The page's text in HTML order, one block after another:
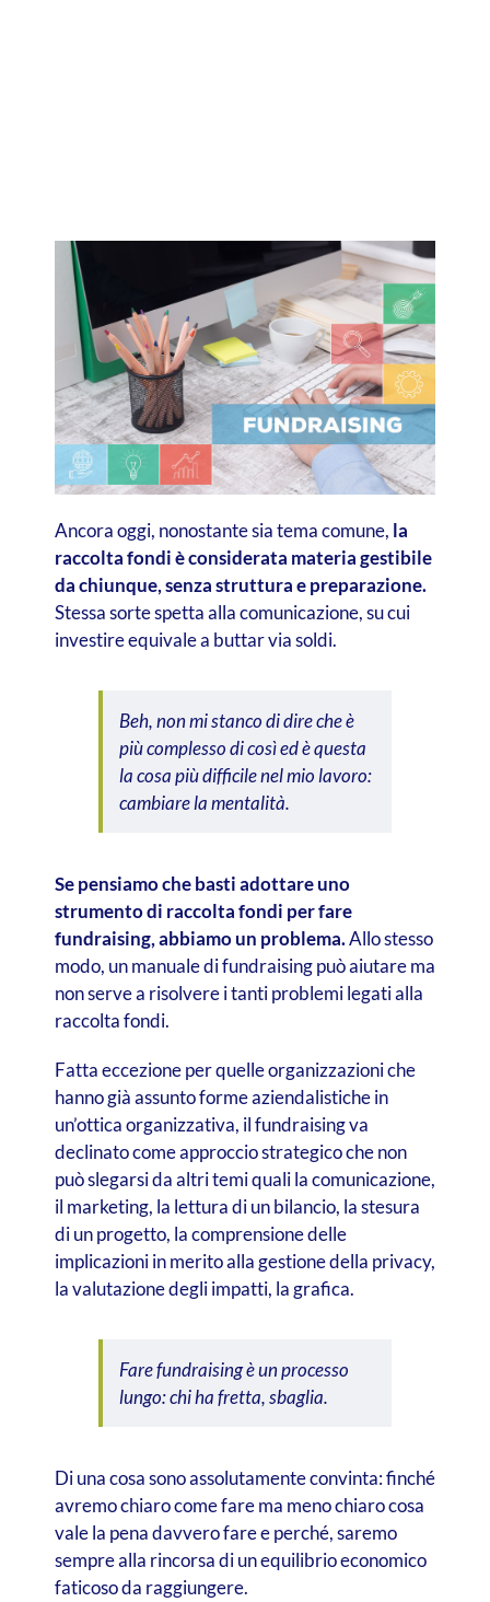
Ancora oggi, nonostante sia tema comune, la
raccolta fondi è considerata materia gestibile
da chiunque, senza struttura e preparazione.
Stessa sorte spetta alla comunicazione, su cui
investire equivale a buttar via soldi.
Beh, non mi stanco di dire che è
più complesso di così ed è questa
la cosa più difficile nel mio lavoro:
cambiare la mentalità.
Se pensiamo che basti adottare uno
strumento di raccolta fondi per fare
fundraising, abbiamo un problema.Allo stesso
modo, un manuale di fundraising può aiutare ma
non serve a risolvere i tanti problemi legati alla
raccolta fondi.
Fatta eccezione per quelle organizzazioni che
hanno già assunto forme aziendalistiche in
un’ottica organizzativa, il fundraising va
declinato come approccio strategico che non
può slegarsi da altri temi quali la comunicazione,
il marketing, la lettura di un bilancio, la stesura
di un progetto, la comprensione delle
implicazioni in merito alla gestione della privacy,
la valutazione degli impatti, la grafica.
Fare fundraising è un processo
lungo: chi ha fretta, sbaglia.
Di una cosa sono assolutamente convinta: finché
avremo chiaro come fare ma meno chiaro cosa
vale la pena davvero fare e perché, saremo
sempre alla rincorsa di un equilibrio economico
faticoso da raggiungere.